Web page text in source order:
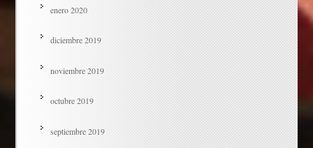
enero 2020
diciembre 2019
noviembre 2019
octubre 2019
septiembre 2019